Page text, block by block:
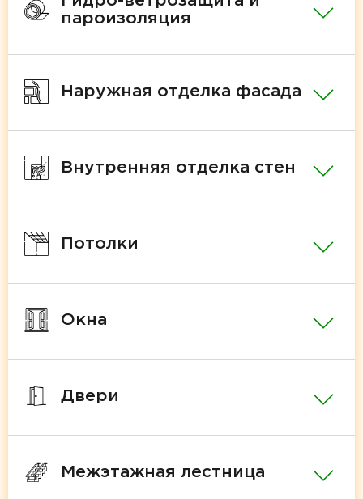
пароизоляция
Наружная отделка фасада
Внутренняя отделка стен
Потолки
Окна
Двери
Межэтажная лестница